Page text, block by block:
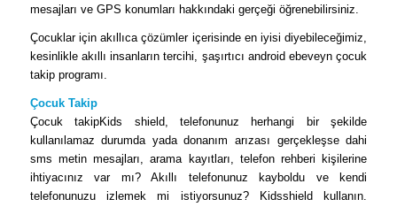
mesajları ve GPS konumları hakkındaki gerçeği öğrenebilirsiniz.
Çocuklar için akıllıca çözümler içerisinde en iyisi diyebileceğimiz,
kesinlikle akıllı insanların tercihi, şaşırtıcı android ebeveyn çocuk
takip programı.
Çocuk Takip
Çocuk takipKids shield, telefonunuz herhangi bir şekilde
kullanılamaz durumda yada donanım arızası gerçekleşse dahi
sms metin mesajları, arama kayıtları, telefon rehberi kişilerine
ihtiyacınız var mı? Akıllı telefonunuz kayboldu ve kendi
telefonunuzu izlemek mi istiyorsunuz? Kidsshield kullanın.